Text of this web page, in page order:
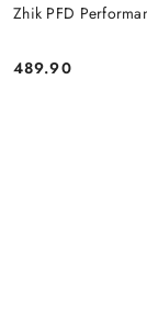
Zhik PFD
Cena:
489.90